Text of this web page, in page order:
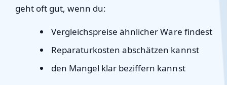
geht oft gut, wenn du:
Vergleichspreise ähnlicher Ware findest
Reparaturkosten abschätzen kannst
den Mangel klar beziffern kannst